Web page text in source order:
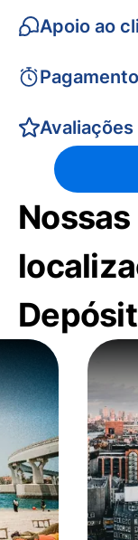
Apoio ao